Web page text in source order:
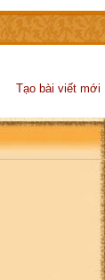
Tạo bài viết mới